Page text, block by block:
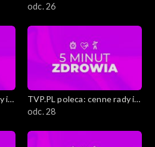
ciekawostki
odc. 26
i
TVP.PL poleca: cenne rady i
ciekawostki
odc. 28